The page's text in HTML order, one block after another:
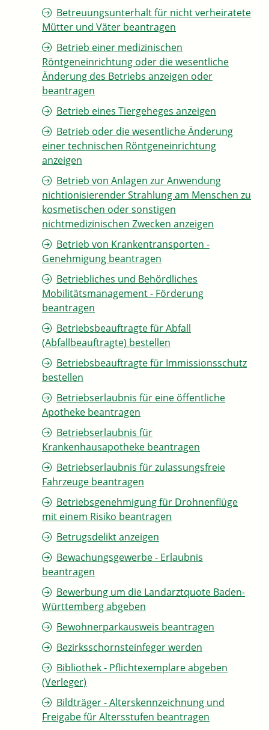
Betreuungsunterhalt für nicht verheiratete
Mütter und Väter beantragen
Betrieb einer medizinischen
Röntgeneinrichtung oder die wesentliche
Änderung des Betriebs anzeigen oder
beantragen
Betrieb eines Tiergeheges anzeigen
Betrieb oder die wesentliche Änderung
einer technischen Röntgeneinrichtung
anzeigen
Betrieb von Anlagen zur Anwendung
nichtionisierender Strahlung am Menschen zu
kosmetischen oder sonstigen
nichtmedizinischen Zwecken anzeigen
Betrieb von Krankentransporten -
Genehmigung beantragen
Betriebliches und Behördliches
Mobilitätsmanagement - Förderung
beantragen
Betriebsbeauftragte für Abfall
(Abfallbeauftragte) bestellen
Betriebsbeauftragte für Immissionsschutz
bestellen
Betriebserlaubnis für eine öffentliche
Apotheke beantragen
Betriebserlaubnis für
Krankenhausapotheke beantragen
Betriebserlaubnis für zulassungsfreie
Fahrzeuge beantragen
Betriebsgenehmigung für Drohnenflüge
mit einem Risiko beantragen
Betrugsdelikt anzeigen
Bewachungsgewerbe - Erlaubnis
beantragen
Bewerbung um die Landarztquote Baden-
Württemberg abgeben
Bewohnerparkausweis beantragen
Bezirksschornsteinfeger werden
Bibliothek - Pflichtexemplare abgeben
(Verleger)
Bildträger - Alterskennzeichnung und
Freigabe für Altersstufen beantragen